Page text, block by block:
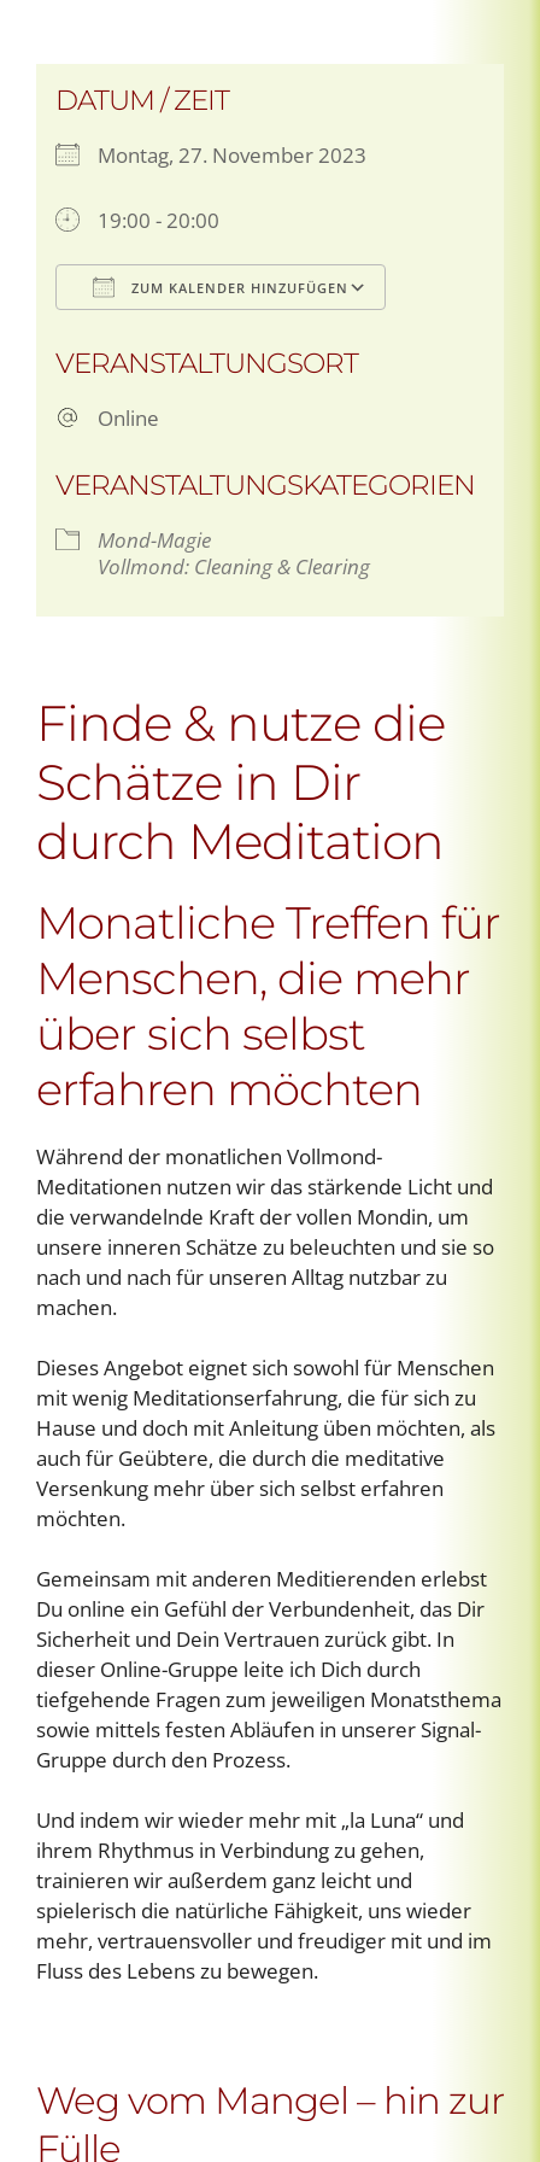
DATUM / ZEIT
Montag, 27. November 2023
19:00 - 20:00
ZUM KALENDER HINZUFÜGEN
VERANSTALTUNGSORT
Online
VERANSTALTUNGSKATEGORIEN
Mond-Magie
Vollmond: Cleaning & Clearing
Finde & nutze die
Schätze in Dir
durch Meditation
Monatliche Treffen für
Menschen, die mehr
über sich selbst
erfahren möchten
Während der monatlichen Vollmond-
Meditationen nutzen wir das stärkende Licht und
die verwandelnde Kraft der vollen Mondin, um
unsere inneren Schätze zu beleuchten und sie so
nach und nach für unseren Alltag nutzbar zu
machen.
Dieses Angebot eignet sich sowohl für Menschen
mit wenig Meditationserfahrung, die für sich zu
Hause und doch mit Anleitung üben möchten, als
auch für Geübtere, die durch die meditative
Versenkung mehr über sich selbst erfahren
möchten.
Gemeinsam mit anderen Meditierenden erlebst
Du online ein Gefühl der Verbundenheit, das Dir
Sicherheit und Dein Vertrauen zurück gibt. In
dieser Online-Gruppe leite ich Dich durch
tiefgehende Fragen zum jeweiligen Monatsthema
sowie mittels festen Abläufen in unserer Signal-
Gruppe durch den Prozess.
Und indem wir wieder mehr mit „la Luna“ und
ihrem Rhythmus in Verbindung zu gehen,
trainieren wir außerdem ganz leicht und
spielerisch die natürliche Fähigkeit, uns wieder
mehr, vertrauensvoller und freudiger mit und im
Fluss des Lebens zu bewegen.
Weg vom Mangel – hin zur
Fülle